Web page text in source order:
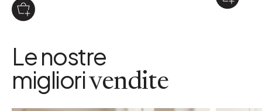
Le nostre
migliorivendite